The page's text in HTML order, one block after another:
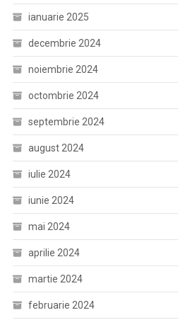
ianuarie 2025
decembrie 2024
noiembrie 2024
octombrie 2024
septembrie 2024
august 2024
iulie 2024
iunie 2024
mai 2024
aprilie 2024
martie 2024
februarie 2024